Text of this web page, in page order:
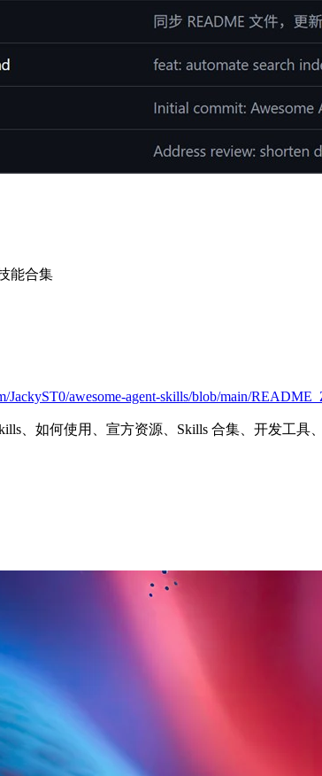
能合集
JackyST0/awesome-agent-skills/blob/main/
、如何使用、宣方资源、Skills 合集、开发工具